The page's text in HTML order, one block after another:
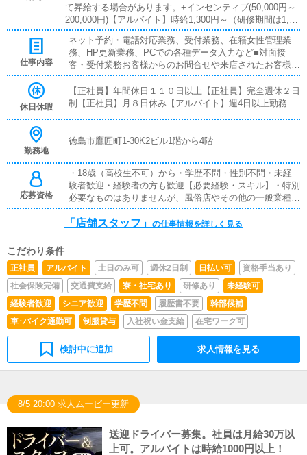
て昇給する場合があります。+インセンティブ(50,000円～
200,000円)【アルバイト】時給1,300円～（研修期間は1,00
0円）週4日以上1日8時間勤務可能な方■インセンティブあ
り■賞与あり■昇給あり■残業代支給■試用期間あり■日払い
可■週払い可
仕事内容
ネット予約・電話対応業務、受付業務、在籍女性管理業
務、HP更新業務、PCでの各種データ入力など■対面接
客・受付業務お客様からのお問合せや来店されたお客様の
案内を行っていただきます。予約の確認や、会計作業、注
意事項の喚起などをお願いします。簡単なマニュアルや、
先輩スタッフに付いて業務内容を見ながら徐々に覚えてい
ていただきます。【新規のお客様の増加】【お客様のリピ
上UPに繋がる施策の提案を行っていただきます。■キャス
ト管理お店で働いていただいているキャストの方が稼げる
ようにインターネットを使ったPR（写メ日記）などの使
い方などのアドバイスを行っていただきます。■PC更新業
業を行っていただきます。キャストの出勤情報やイベン
題ありません。PCが苦手な人でも簡単にできます。■清
掃・備品管理お客様やキャストの方に快適にお過ごしいた
だくため、店内の清掃や備品の管理・補充を行っていただ
きます。
休日休暇
【正社員】年間休日１１０日以上【正社員】完全週休２日
制【正社員】月８日休み【アルバイト】週4日以上勤務
勤務地
徳島市鷹匠町1-30K2ビル1階から4階
応募資格
・18歳（高校生不可）から・学歴不問・性別不問・未経
験者歓迎・経験者の方も歓迎【必要経験・スキル】・特別
必要なものはありませんが、風俗店やその他の一般業種で
の接客経験がある方は特に大歓迎です。・また、ヘブンネ
ットなどの風俗ポータルサイトの更新をしたことがある方
「店舗スタッフ」 の仕事情報を詳しく見る
こだわり条件
正社員 アルバイト 土日のみ可 週休2日制 日払い可
資格手当あり
社会保険完備
交通費支給 寮・社宅あり 研修あり
未経験可
経験者歓迎
シニア歓迎 学歴不問 履歴書不要
幹部候補
車･バイク通勤可
制服貸与 入社祝い金支給 在宅ワーク可
検討中に追加 求人情報を見る
8/5 20:00 求人ムービー更新
送迎ドライバー募集。社員は月給30万以
上可。アルバイトは時給1000円以上！